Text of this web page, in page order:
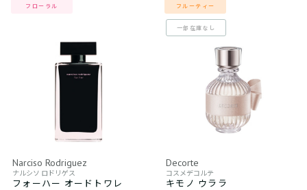
フローラル フルーティー
一部在庫なし
Narciso Rodriguez
ナルシソ ロドリゲス
フォーハー オードトワレ
Decorte
コスメデコルテ
キモノ ウララ